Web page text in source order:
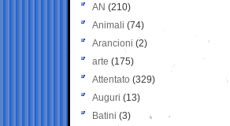
AN (210)
Animali (74)
Arancioni (2)
arte (175)
Attentato (329)
Auguri (13)
Batini (3)